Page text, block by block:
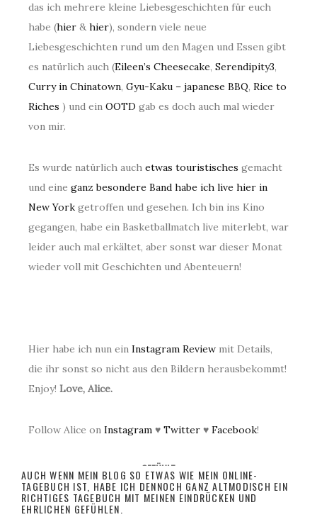
das ich mehrere kleine Liebesgeschichten für euch
habe (hier & hier), sondern viele neue
Liebesgeschichten rund um den Magen und Essen gibt
es natürlich auch (Eileen’s Cheesecake, Serendipity3,
Curry in Chinatown, Gyu-Kaku – japanese BBQ, Rice to
Riches ) und ein OOTD gab es doch auch mal wieder
von mir.
Es wurde natürlich auch etwas touristisches gemacht
und eine ganz besondere Band habe ich live hier in
New York getroffen und gesehen. Ich bin ins Kino
gegangen, habe ein Basketballmatch live miterlebt, war
leider auch mal erkältet, aber sonst war dieser Monat
wieder voll mit Geschichten und Abenteuern!
Hier habe ich nun ein Instagram Review mit Details,
die ihr sonst so nicht aus den Bildern herausbekommt!
Enjoy! Love, Alice.
Follow Alice on Instagram ♥ Twitter ♥ Facebook!
GEFÜHLT
AUCH WENN MEIN BLOG SO ETWAS WIE MEIN ONLINE-
TAGEBUCH IST, HABE ICH DENNOCH GANZ ALTMODISCH EIN
RICHTIGES TAGEBUCH MIT MEINEN EINDRÜCKEN UND
EHRLICHEN GEFÜHLEN.